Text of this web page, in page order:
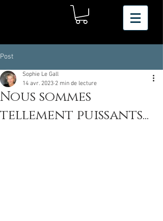
Post
Nous sommes
tellement puissants...
Sophie Le Gall
14 avr. 2023 2 min de lecture